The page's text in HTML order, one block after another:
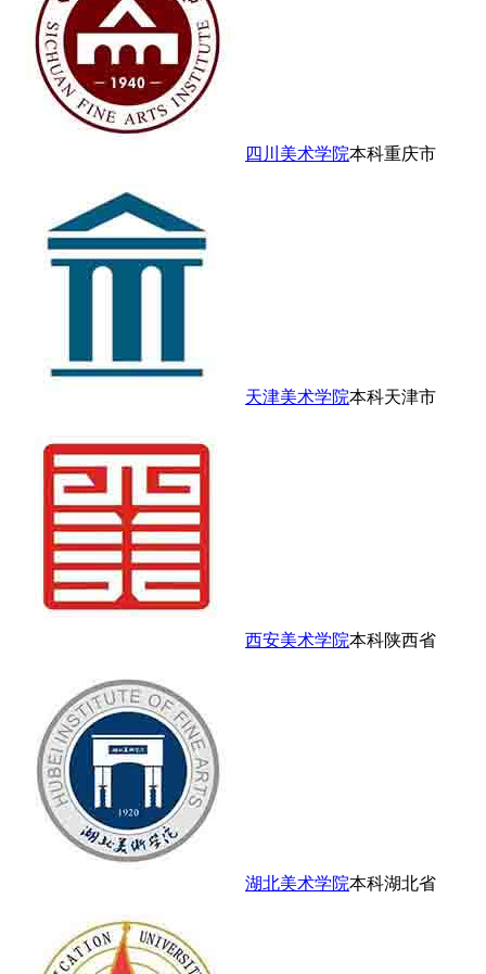
四川美术学院本科重庆市
天津美术学院本科天津市
西安美术学院本科陕西省
湖北美术学院本科湖北省